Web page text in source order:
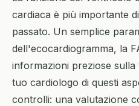
cardiaca è più importante
passato. Un semplice
dell'ecocardiogramma, la
informazioni preziose
tuo cardiologo di questi
controlli: una valutazione